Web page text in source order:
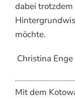
dabei trotzdem
möchte.
Christina Enge
Mit dem